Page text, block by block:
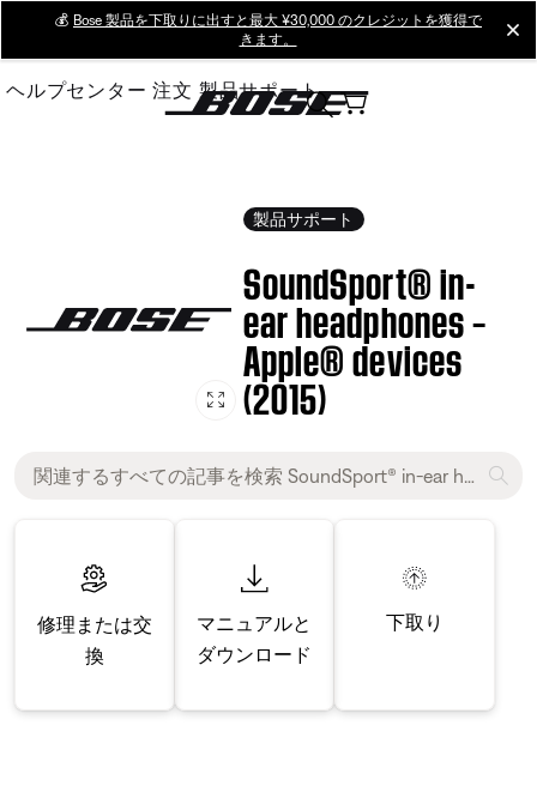
Main
💰 Bose 製品を下取りに出すと最大 ¥30,000 のクレジットを獲得で
きます。
ヘルプセンター 注文 製品サポート
製品サポート
SoundSport® in-
ear headphones –
Apple® devices
(2015)
修理または交
換
マニュアルと
ダウンロード
下取り